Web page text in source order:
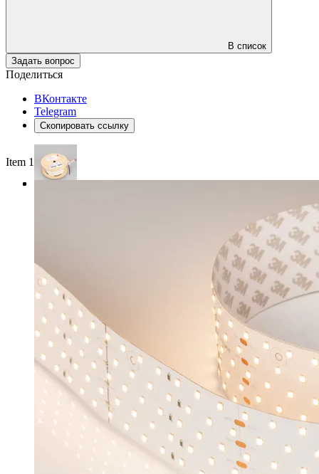
В список
Задать вопрос
Поделиться
ВКонтакте
Telegram
Скопировать ссылку
Item 1 of 3